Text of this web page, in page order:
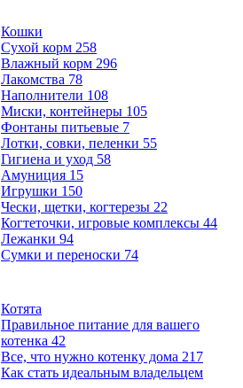
Кошки
Сухой корм 258
Влажный корм 296
Лакомства 78
Наполнители 108
Миски, контейнеры 105
Фонтаны питьевые 7
Лотки, совки, пеленки 55
Гигиена и уход 58
Амуниция 15
Игрушки 150
Чески, щетки, когтерезы 22
Когтеточки, игровые комплексы 44
Лежанки 94
Сумки и переноски 74
Котята
Правильное питание для вашего
котенка 42
Все, что нужно котенку дома 217
Как стать идеальным владельцем